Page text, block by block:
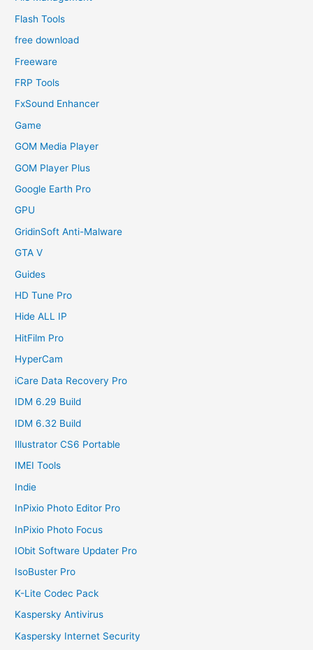
Flash Tools
free download
Freeware
FRP Tools
FxSound Enhancer
Game
GOM Media Player
GOM Player Plus
Google Earth Pro
GPU
GridinSoft Anti-Malware
GTA V
Guides
HD Tune Pro
Hide ALL IP
HitFilm Pro
HyperCam
iCare Data Recovery Pro
IDM 6.29 Build
IDM 6.32 Build
Illustrator CS6 Portable
IMEI Tools
Indie
InPixio Photo Editor Pro
InPixio Photo Focus
IObit Software Updater Pro
IsoBuster Pro
K-Lite Codec Pack
Kaspersky Antivirus
Kaspersky Internet Security